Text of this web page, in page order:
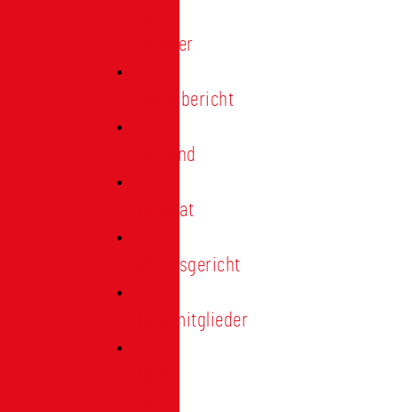
Förderer
Jahresbericht
Vorstand
Ehrenrat
Schiedsgericht
Ehrenmitglieder